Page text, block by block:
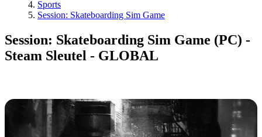
Sports
Session: Skateboarding Sim Game
Session: Skateboarding Sim Game (PC) -
Steam Sleutel - GLOBAL